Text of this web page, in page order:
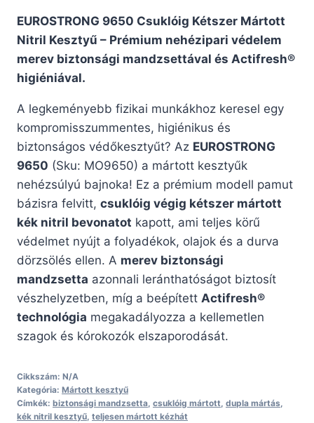
EUROSTRONG 9650 Csuklóig Kétszer Mártott
Nitril Kesztyű – Prémium nehézipari védelem
merev biztonsági mandzsettával és Actifresh®
higiéniával.
A legkeményebb fizikai munkákhoz keresel egy
kompromisszummentes, higiénikus és
biztonságos védőkesztyűt? Az EUROSTRONG
9650 (Sku: MO9650) a mártott kesztyűk
nehézsúlyú bajnoka! Ez a prémium modell pamut
bázisra felvitt, csuklóig végig kétszer mártott
kék nitril bevonatot kapott, ami teljes körű
védelmet nyújt a folyadékok, olajok és a durva
dörzsölés ellen. A merev biztonsági
mandzsetta azonnali leránthatóságot biztosít
vészhelyzetben, míg a beépített Actifresh®
technológia megakadályozza a kellemetlen
szagok és kórokozók elszaporodását.
Cikkszám: N/A
Kategória: Mártott kesztyű
Címkék: biztonsági mandzsetta csuklóig mártott dupla mártás
kék nitril kesztyű teljesen mártott kézhát